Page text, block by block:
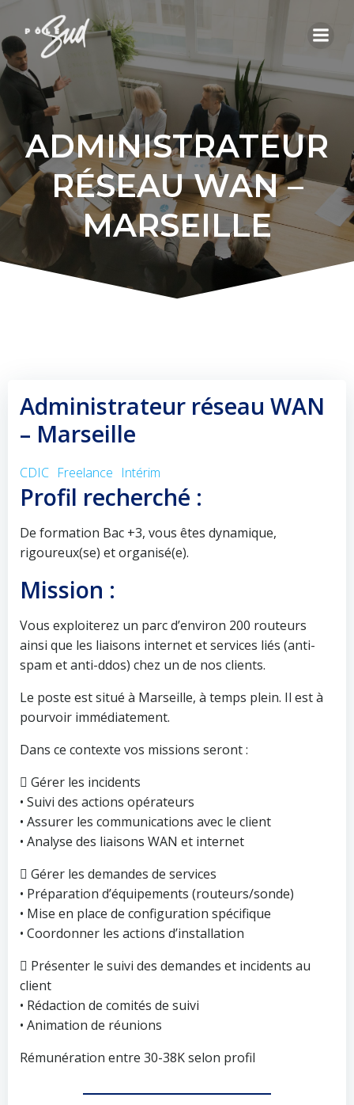
au
ADMINISTRATEUR
RÉSEAU WAN –
MARSEILLE
Administrateur réseau WAN
– Marseille
CDIC Freelance Intérim
Profil recherché :
De formation Bac +3, vous êtes dynamique,
rigoureux(se) et organisé(e).
Mission :
Vous exploiterez un parc d’environ 200 routeurs
ainsi que les liaisons internet et services liés (anti-
spam et anti-ddos) chez un de nos clients.
Le poste est situé à Marseille, à temps plein. Il est à
pourvoir immédiatement.
Dans ce contexte vos missions seront :
 Gérer les incidents
• Suivi des actions opérateurs
• Assurer les communications avec le client
• Analyse des liaisons WAN et internet
 Gérer les demandes de services
• Préparation d’équipements (routeurs/sonde)
• Mise en place de configuration spécifique
• Coordonner les actions d’installation
 Présenter le suivi des demandes et incidents au
client
• Rédaction de comités de suivi
• Animation de réunions
Rémunération entre 30-38K selon profil